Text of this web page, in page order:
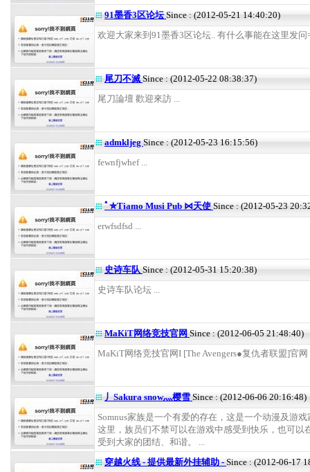
91墨香3区论坛Since : (2012-05-21 14:40:20)
欢迎大家来到91墨香3区论坛.. 有什么事能在这里发问
尾刀不滅 Since : (2012-05-22 08:38:37)
尾刀論壇 歡迎來訪 ...
admkljeg Since : (2012-05-23 16:15:56)
fewnfjwhef ...
ﾟ✮Tiamo Musi Pub ⋈天使 Since : (2012-05-23
erwfsdfsd ...
史诗车队 Since : (2012-05-31 15:20:38)
史诗车队论坛 ...
MaKiT网络竞技官网 Since : (2012-06-05 21:48:40)
MaKiT网络竞技官网Ι [The Avengers●复仇者联盟]官网
丿Sakura snow灬樱雪 Since : (2012-06-06 20:16:48)
Somnus家族是一个有爱的存在，这是一个动漫及游
这里，族员们不禁可以在游戏中感受到快乐，也可以
受到大家的团结、和谐。 ...
穿越火线 - 提供最新外挂辅助 - Since : (2012-06-17